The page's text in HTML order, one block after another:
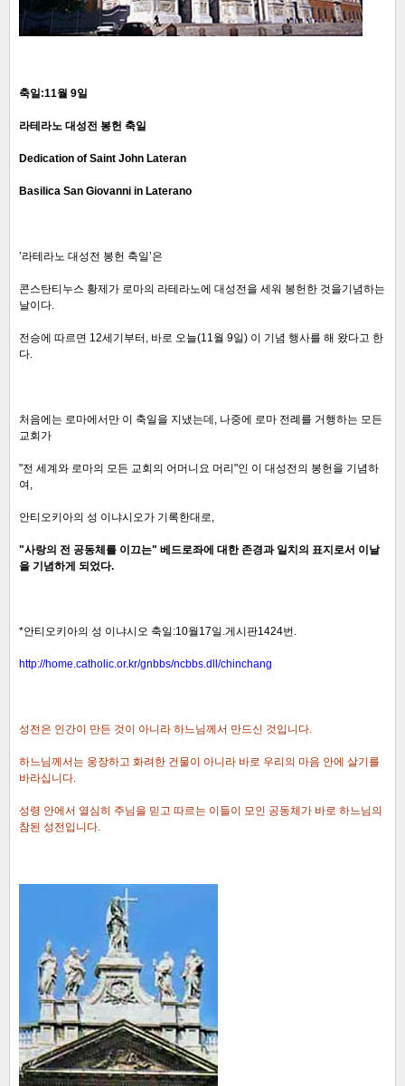
축일:11월 9일
라테라노 대성전 봉헌 축일
Dedication of Saint John Lateran
Basilica San Giovanni in Laterano
’라테라노 대성전 봉헌 축일’은
콘스탄티누스 황제가 로마의 라테라노에 대성전을 세워 봉헌한 것을기념하는
날이다.
전승에 따르면 12세기부터, 바로 오늘(11월 9일) 이 기념 행사를 해 왔다고 한
다.
처음에는 로마에서만 이 축일을 지냈는데, 나중에 로마 전례를 거행하는 모든
교회가
"전 세계와 로마의 모든 교회의 어머니요 머리"인 이 대성전의 봉헌을 기념하
여,
안티오키아의 성 이냐시오가 기록한대로,
"사랑의 전 공동체를 이끄는" 베드로좌에 대한 존경과 일치의 표지로서 이날
을 기념하게 되었다.
*안티오키아의 성 이냐시오 축일:10월17일.게시판1424번.
http://home.catholic.or.kr/gnbbs/ncbbs.dll/chinchang
성전은 인간이 만든 것이 아니라 하느님께서 만드신 것입니다.
하느님께서는 웅장하고 화려한 건물이 아니라 바로 우리의 마음 안에 살기를
바라십니다.
성령 안에서 열심히 주님을 믿고 따르는 이들이 모인 공동체가 바로 하느님의
참된 성전입니다.